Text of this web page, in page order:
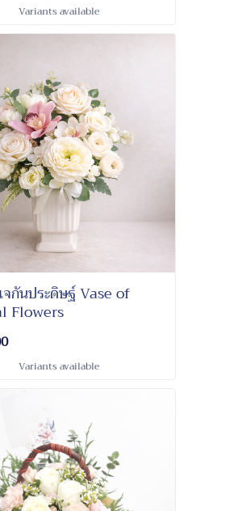
Variants available
กันประดิษฐ์ Vase of
Flowers
Variants available